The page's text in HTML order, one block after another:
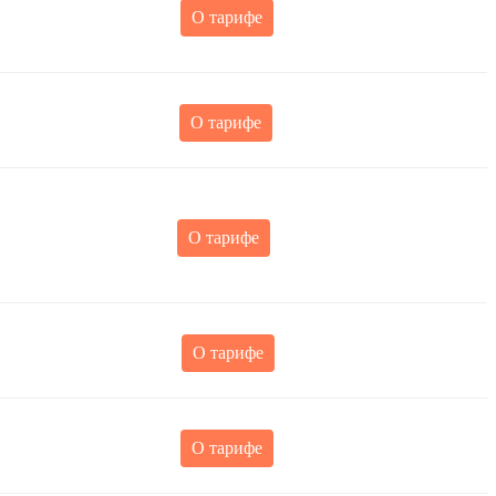
О тарифе
О тарифе
О тарифе
О тарифе
О тарифе